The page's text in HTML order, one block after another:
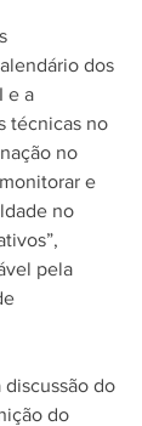
dos
e a
técnicas no
no
e
no
pela
discussão do
do